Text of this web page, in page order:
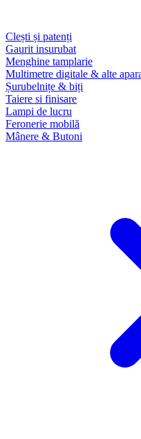
Clești și patenți
Gaurit insurubat
Menghine tamplarie
Multimetre digitale & alte
Șurubelnițe & biți
Taiere si finisare
Lampi de lucru
Feronerie mobilă
Mânere & Butoni